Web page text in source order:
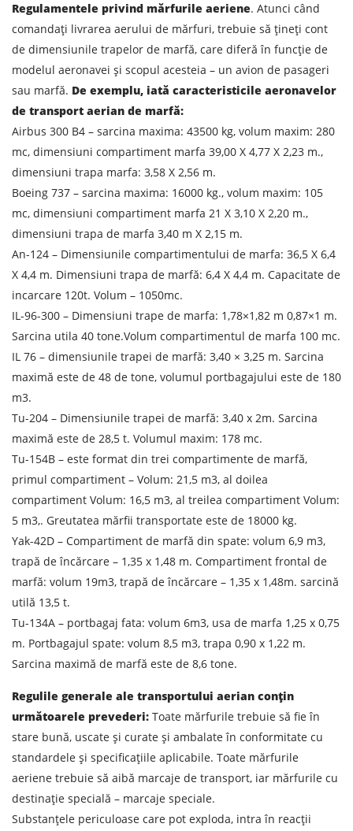
Regulamentele privind mărfurile aeriene. Atunci când
comandați livrarea aerului de mărfuri, trebuie să țineți cont
de dimensiunile trapelor de marfă, care diferă în funcție de
modelul aeronavei și scopul acesteia – un avion de pasageri
sau marfă. De exemplu, iată caracteristicile aeronavelor
de transport aerian de marfă:
Airbus 300 B4 – sarcina maxima: 43500 kg, volum maxim: 280
mc, dimensiuni compartiment marfa 39,00 X 4,77 X 2,23 m.,
dimensiuni trapa marfa: 3,58 X 2,56 m.
Boeing 737 – sarcina maxima: 16000 kg., volum maxim: 105
mc, dimensiuni compartiment marfa 21 X 3,10 X 2,20 m.,
dimensiuni trapa de marfa 3,40 m X 2,15 m.
An-124 – Dimensiunile compartimentului de marfa: 36,5 X 6,4
X 4,4 m. Dimensiuni trapa de marfă: 6,4 X 4,4 m. Capacitate de
incarcare 120t. Volum – 1050mc.
IL-96-300 – Dimensiuni trape de marfa: 1,78×1,82 m 0,87×1 m.
Sarcina utila 40 tone.Volum compartimentul de marfa 100 mc.
IL 76 – dimensiunile trapei de marfă: 3,40 × 3,25 m. Sarcina
maximă este de 48 de tone, volumul portbagajului este de 180
m3.
Tu-204 – Dimensiunile trapei de marfă: 3,40 x 2m. Sarcina
maximă este de 28,5 t. Volumul maxim: 178 mc.
Tu-154B – este format din trei compartimente de marfă,
primul compartiment – Volum: 21,5 m3, al doilea
compartiment Volum: 16,5 m3, al treilea compartiment Volum:
5 m3,. Greutatea mărfii transportate este de 18000 kg.
Yak-42D – Compartiment de marfă din spate: volum 6,9 m3,
trapă de încărcare – 1,35 x 1,48 m. Compartiment frontal de
marfă: volum 19m3, trapă de încărcare – 1,35 x 1,48m. sarcină
utilă 13,5 t.
Tu-134A – portbagaj fata: volum 6m3, usa de marfa 1,25 x 0,75
m. Portbagajul spate: volum 8,5 m3, trapa 0,90 x 1,22 m.
Sarcina maximă de marfă este de 8,6 tone.
Regulile generale ale transportului aerian conțin
următoarele prevederi: Toate mărfurile trebuie să fie în
stare bună, uscate și curate și ambalate în conformitate cu
standardele și specificațiile aplicabile. Toate mărfurile
aeriene trebuie să aibă marcaje de transport, iar mărfurile cu
destinație specială – marcaje speciale.
Substanțele periculoase care pot exploda, intra în reacții
Aflați despre costurile de
expediere
Descarcă țara
Teren de descărcare
Orașul de descărcare de gestiune
Denumirea mărfii
Data de descărcare
Greutatea sarcinii, ( t )
Volumul încărcăturii
Persoana de contact
Numar de contact
E-mail
Prin depunerea unei cereri, sunteți de acord cu
prelucrarea datelor cu caracter personal.
TRIMITE